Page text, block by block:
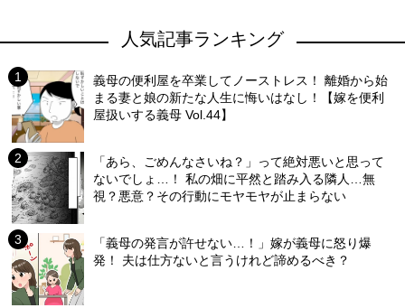
人気記事ランキング
義母の便利屋を卒業してノーストレス！ 離婚から始
まる妻と娘の新たな人生に悔いはなし！【嫁を便利
屋扱いする義母 Vol.44】
「あら、ごめんなさいね？」って絶対悪いと思って
ないでしょ…！ 私の畑に平然と踏み入る隣人…無
視？悪意？その行動にモヤモヤが止まらない
「義母の発言が許せない…！」嫁が義母に怒り爆
発！ 夫は仕方ないと言うけれど諦めるべき？